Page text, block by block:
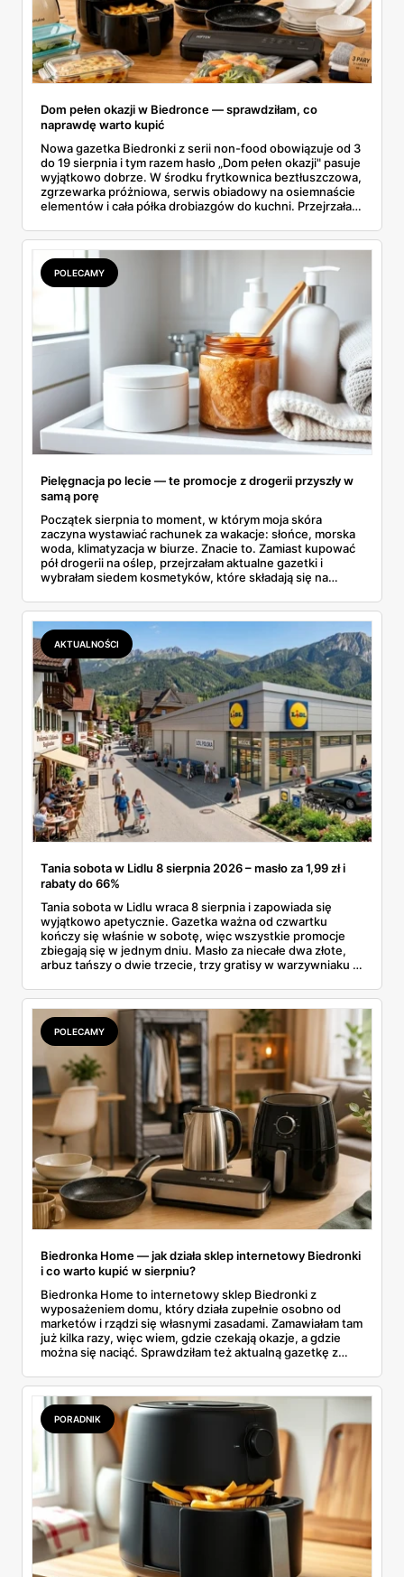
Dom pełen okazji w Biedronce — sprawdziłam, co
naprawdę warto kupić
Nowa gazetka Biedronki z serii non-food obowiązuje od 3
do 19 sierpnia i tym razem hasło „Dom pełen okazji" pasuje
wyjątkowo dobrze. W środku frytkownica beztłuszczowa,
zgrzewarka próżniowa, serwis obiadowy na osiemnaście
elementów i cała półka drobiazgów do kuchni. Przejrzałam
się przy półce z samego rana.
POLECAMY
Pielęgnacja po lecie — te promocje z drogerii przyszły w
samą porę
Początek sierpnia to moment, w którym moja skóra
zaczyna wystawiać rachunek za wakacje: słońce, morska
woda, klimatyzacja w biurze. Znacie to. Zamiast kupować
pół drogerii na oślep, przejrzałam aktualne gazetki i
wybrałam siedem kosmetyków, które składają się na
dermokosmetyki Vichy. Wszystkie ceny sprawdziłam w
ofertach, terminy też.
AKTUALNOŚCI
Tania sobota w Lidlu 8 sierpnia 2026 – masło za 1,99 zł i
rabaty do 66%
Tania sobota w Lidlu wraca 8 sierpnia i zapowiada się
wyjątkowo apetycznie. Gazetka ważna od czwartku
kończy się właśnie w sobotę, więc wszystkie promocje
zbiegają się w jednym dniu. Masło za niecałe dwa złote,
arbuz tańszy o dwie trzecie, trzy gratisy w warzywniaku i
całą sobotnią gazetkę Lidla strona po stronie i wybrałam
to, co naprawdę się opłaca.
POLECAMY
Biedronka Home — jak działa sklep internetowy Biedronki
i co warto kupić w sierpniu?
Biedronka Home to internetowy sklep Biedronki z
wyposażeniem domu, który działa zupełnie osobno od
marketów i rządzi się własnymi zasadami. Zamawiałam tam
już kilka razy, więc wiem, gdzie czekają okazje, a gdzie
można się naciąć. Sprawdziłam też aktualną gazetkę z
wszystko w jednym miejscu: jak zamawiać, ile trwa zwrot,
jakie kody rabatowe działają w sierpniu i które produkty
faktycznie warto włożyć do koszyka.
PORADNIK